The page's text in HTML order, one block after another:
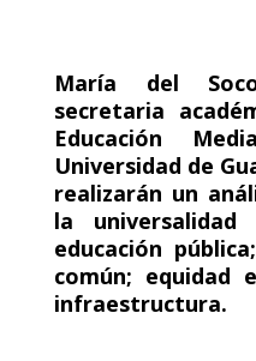
María del
secretaria
Educación
Universidad de
realizarán un
la
educación
común; equidad
infraestructura.